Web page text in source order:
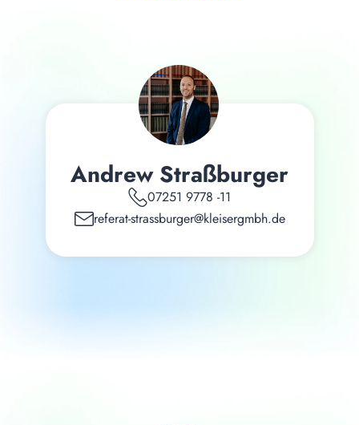
Andrew Straßburger
07251 9778 -11
referat-strassburger@kleisergmbh.de